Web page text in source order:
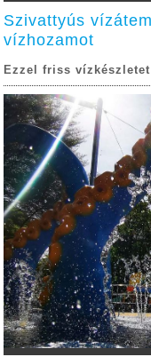
Szivattyús
vízhozamot
Ezzel friss